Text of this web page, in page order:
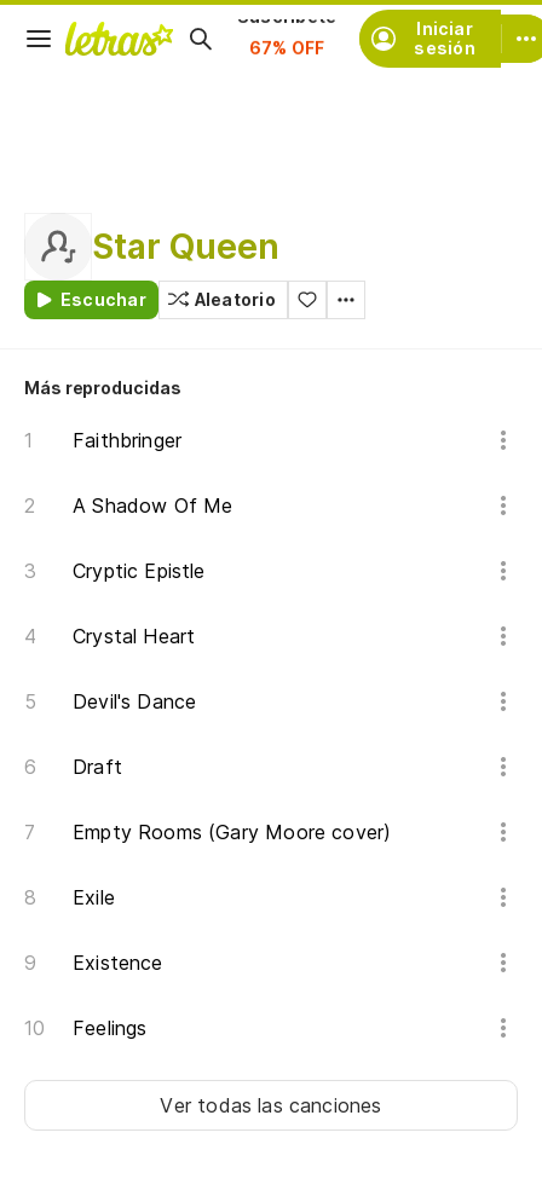
Iniciar
sesión
Suscríbete
Star Queen
Escuchar Aleatorio
Más reproducidas
Faithbringer
A Shadow Of Me
Cryptic Epistle
Crystal Heart
Devil's Dance
Draft
Empty Rooms (Gary Moore cover)
Exile
Existence
Feelings
Ver todas las canciones